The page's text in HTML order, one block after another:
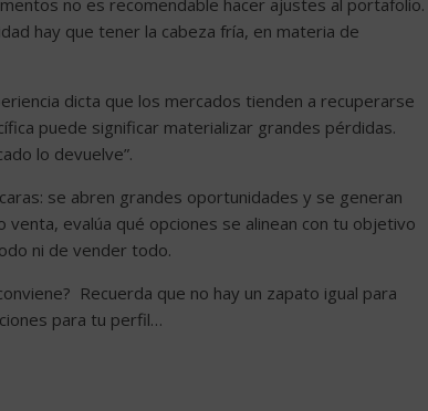
no es recomendable hacer ajustes al portafolio.
hay que tener la cabeza fría, en materia de
dicta que los mercados tienden a recuperarse
puede significar materializar grandes pérdidas.
lo devuelve”.
se abren grandes oportunidades y se generan
evalúa qué opciones se alinean con tu objetivo
ni de vender todo.
Recuerda que no hay un zapato igual para
para tu perfil…